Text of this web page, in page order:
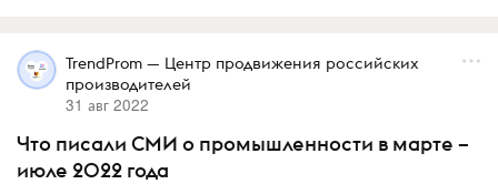
TrendProm — Центр продвижения российских
производителей
31 авг 2022
Что писали СМИ о промышленности в марте –
июле 2022 года